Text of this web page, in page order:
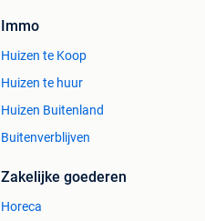
Immo
Huizen te Koop
Huizen te huur
Huizen Buitenland
Buitenverblijven
Zakelijke goederen
Horeca